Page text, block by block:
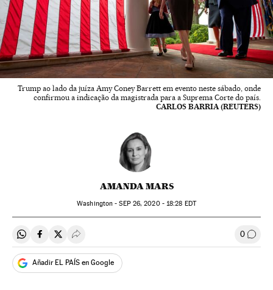
Trump ao lado da juíza Amy Coney Barrett em evento neste sábado, onde
confirmou a indicação da magistrada para a Suprema Corte do país.
CARLOS BARRIA (REUTERS)
AMANDA MARS
Washington -SEP26, 2020 - 18:28 EDT
Compartir en Whatsapp
Compartir en Facebook
Compartir en Twitter
Desplegar Redes Sociales 0
Añadir EL PAÍS en Google